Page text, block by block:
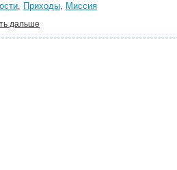
, Приходы, Миссия
дальше